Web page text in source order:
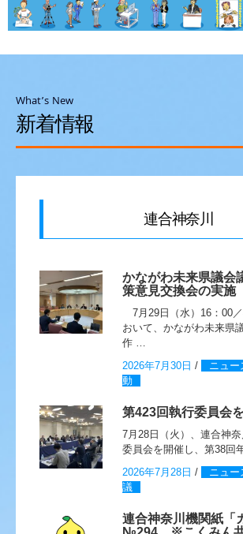
What’s New
新着情報
連合神奈川
かながわ未来県議会
策意見交換会の実施
7月29日（水）16：00
おいて、かながわ未来県
作 …
2026年7月30日 / ニュー
動
第423回執行委員会
7月28日（火）、連合神
委員会を開催し、第38回
2026年7月28日 / ニュー
議
連合神奈川機関紙「